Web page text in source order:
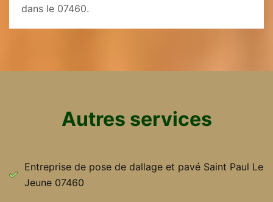
dans le 07460.
Autres services
Entreprise de pose de dallage et pavé Saint Paul Le
Jeune 07460